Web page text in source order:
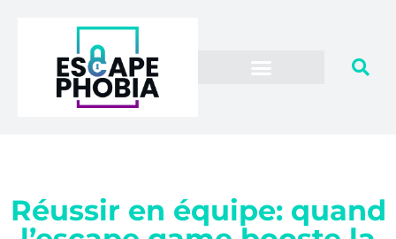
Réussir en équipe: quand